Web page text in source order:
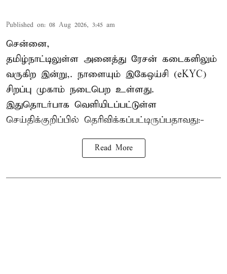
Published on: 08 Aug 2026, 3:45 am
சென்னை,
தமிழ்நாட்டிலுள்ள அனைத்து ரேசன் கடைகளிலும்
வருகிற இன்று,. நாளையும் இகேஒய்சி (eKYC)
சிறப்பு முகாம் நடைபெற உள்ளது.
இதுதொடர்பாக வெளியிடப்பட்டுள்ள
செய்திக்குறிப்பில் தெரிவிக்கப்பட்டிருப்பதாவது:-
Read More